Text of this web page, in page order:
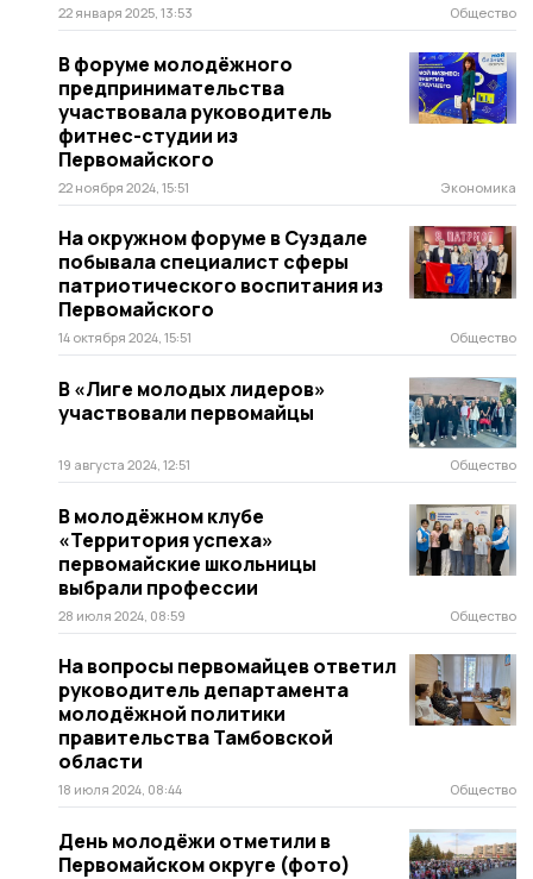
22 января 2025, 13:53 Общество
В форуме молодёжного
предпринимательства
участвовала руководитель
фитнес-студии из
Первомайского
22 ноября 2024, 15:51 Экономика
На окружном форуме в Суздале
побывала специалист сферы
патриотического воспитания из
Первомайского
14 октября 2024, 15:51 Общество
В «Лиге молодых лидеров»
участвовали первомайцы
19 августа 2024, 12:51 Общество
В молодёжном клубе
«Территория успеха»
первомайские школьницы
выбрали профессии
28 июля 2024, 08:59 Общество
На вопросы первомайцев ответил
руководитель департамента
молодёжной политики
правительства Тамбовской
области
18 июля 2024, 08:44 Общество
День молодёжи отметили в
Первомайском округе (фото)